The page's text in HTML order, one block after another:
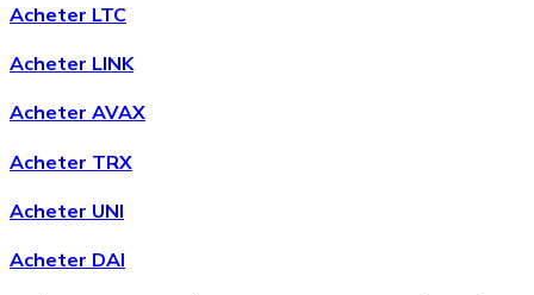
Virement SEPA
Ajoutez des fonds à votre compte Bitnovo ou
Acheter LTC
Acheter LINK
Acheter AVAX
Acheter TRX
Acheter UNI
Acheter DAI